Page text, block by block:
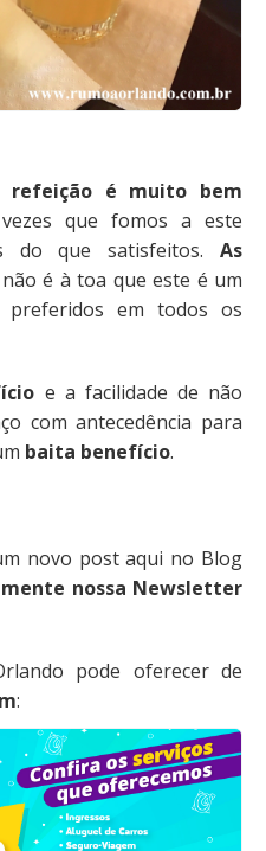
refeição é muito bem
que fomos a este
do que satisfeitos. As
é à toa que este é um
preferidos em todos os
e a facilidade de não
com antecedência para
baita benefício.
novo post aqui no Blog
nossa Newsletter
pode oferecer de
: